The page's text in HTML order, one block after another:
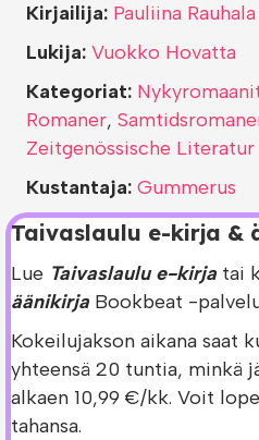
Taivaslaulu e-kirja &
Lue Taivaslaulu e-kirja tai
äänikirja Bookbeat -
Kokeilujakson aikana saat
yhteensä 20 tuntia, minkä
alkaen 10,99 €/kk. Voit
tahansa.
Kirjailija: Pauliina Rauhala
Lukija: Vuokko Hovatta
Kategoriat:
Romaner,
Zeitgenössische Literatur
Kustantaja: Gummerus